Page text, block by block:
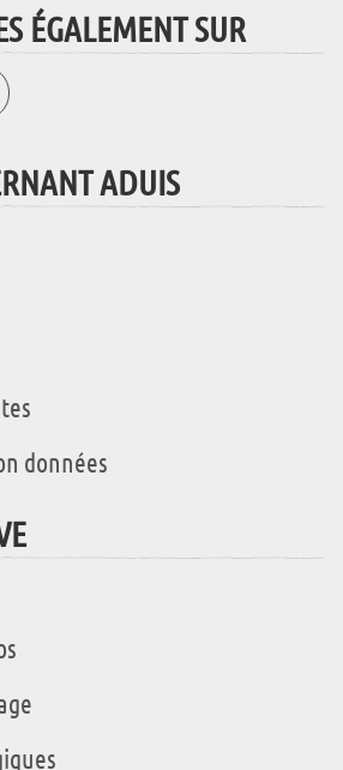
ÉGALEMENT SUR
ADUIS
données